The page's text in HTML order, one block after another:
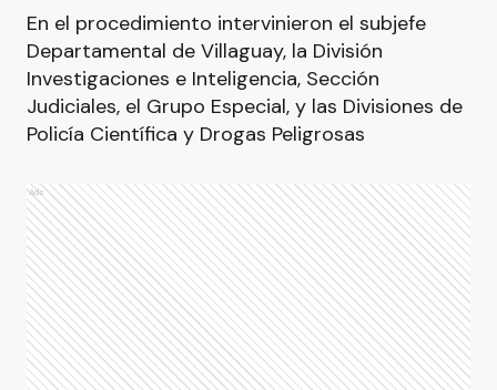
En el procedimiento intervinieron el subjefe
Departamental de Villaguay, la División
Investigaciones e Inteligencia, Sección
Judiciales, el Grupo Especial, y las Divisiones de
Policía Científica y Drogas Peligrosas
Ads